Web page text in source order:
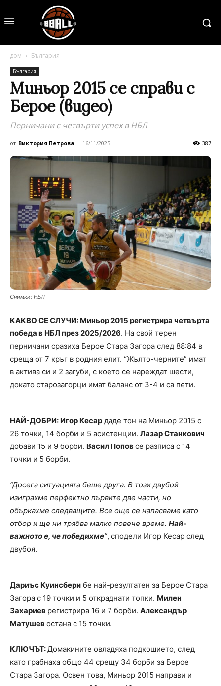
дом България
България
Миньор 2015 се справи с
Берое (видео)
Перничани с четвърти успех в НБЛ
от Виктория Петрова - 16/11/2025 387
Снимки: НБЛ
КАКВО СЕ СЛУЧИ: Миньор 2015 регистрира четвърта
победа в НБЛ през 2025/2026. На свой терен
перничани сразиха Берое Стара Загора след 88:84 в
среща от 7 кръг в родния елит. “Жълто-черните” имат
в актива си и 2 загуби, с което се нареждат шести,
докато старозагорци имат баланс от 3-4 и са пети.
НАЙ-ДОБРИ: Игор Кесар даде тон на Миньор 2015 с
26 точки, 14 борби и 5 асистенции. Лазар Станкович
добави 15 и 9 борби. Васил Попов се разписа с 14
точки и 5 борби.
“Досега ситуацията беше друга. В този двубой
изиграхме перфектно първите две части, но
объркахме следващите. Все още се напасваме като
отбор и ще ни трябва малко повече време. Най-
важното е, че победихме”, сподели Игор Кесар след
двубоя.
Дариъс Куинсбери бе най-резултатен за Берое Стара
Загора с 19 точки и 5 откраднати топки. Милен
Захариев регистрира 16 и 7 борби. Александър
Матушев остана с 15 точки.
КЛЮЧЪТ: Домакините овладяха подкошието, след
като грабнаха общо 44 срещу 34 борби за Берое
Стара Загора. Освен това, Миньор 2015 направи и